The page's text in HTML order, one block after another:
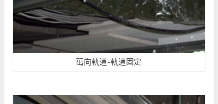
萬向軌道-軌道固定